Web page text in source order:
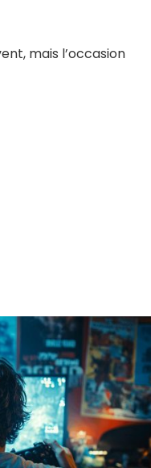
mais l’occasion